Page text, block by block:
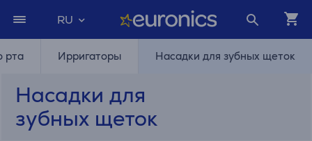
RU
рта Ирригаторы Насадки для зубных щеток
Насадки для
зубных щеток